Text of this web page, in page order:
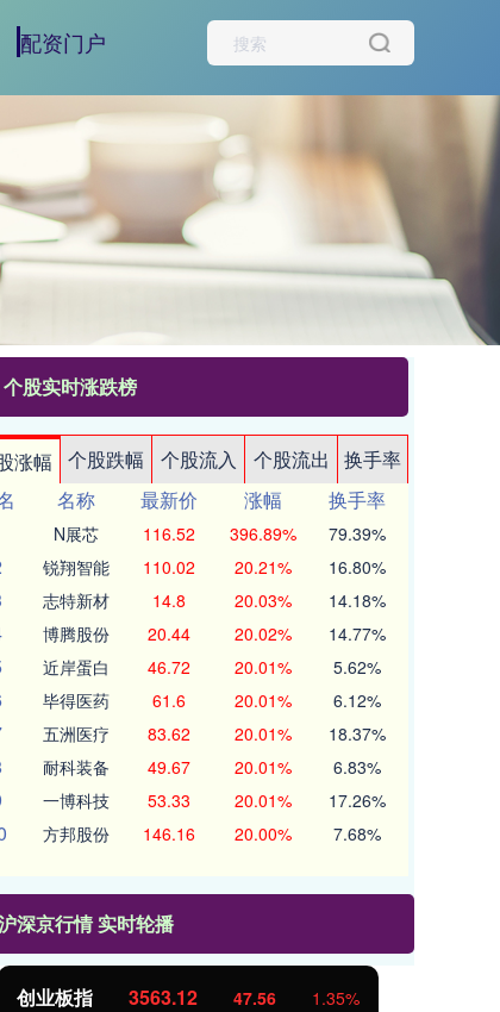
配资门户
个股实时涨跌榜
涨幅 个股跌幅 个股流入 个股流出
换手率
名称 最新价 涨幅
换手率
N展芯 116.52 396.89% 79.39%
锐翔智能 110.02 20.21% 16.80%
志特新材 14.8 20.03% 14.18%
博腾股份 20.44 20.02% 14.77%
近岸蛋白 46.72 20.01% 5.62%
毕得医药 61.6 20.01% 6.12%
五洲医疗 83.62 20.01% 18.37%
耐科装备 49.67 20.01% 6.83%
一博科技 53.33 20.01% 17.26%
方邦股份 146.16 20.00% 7.68%
深京行情 实时轮播
创业板指 3563.12 47.56 1.35%